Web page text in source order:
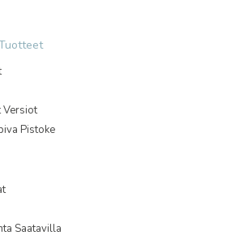
Versiot
Pistoke
Saatavilla